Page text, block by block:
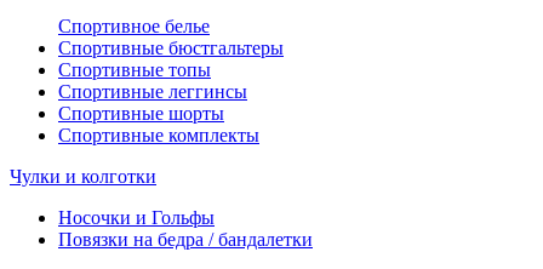
Спортивное белье
Спортивные бюстгальтеры
Спортивные топы
Спортивные леггинсы
Спортивные шорты
Спортивные комплекты
Чулки и колготки
Носочки и Гольфы
Повязки на бедра / бандалетки